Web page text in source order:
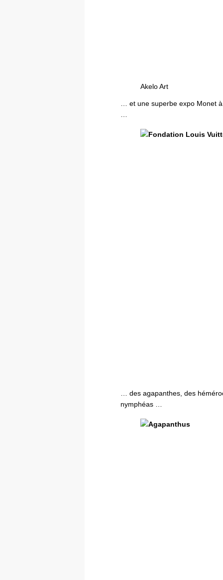
Akelo Art
… et une superbe expo Monet
…
… des agapanthes, des
nymphéas …